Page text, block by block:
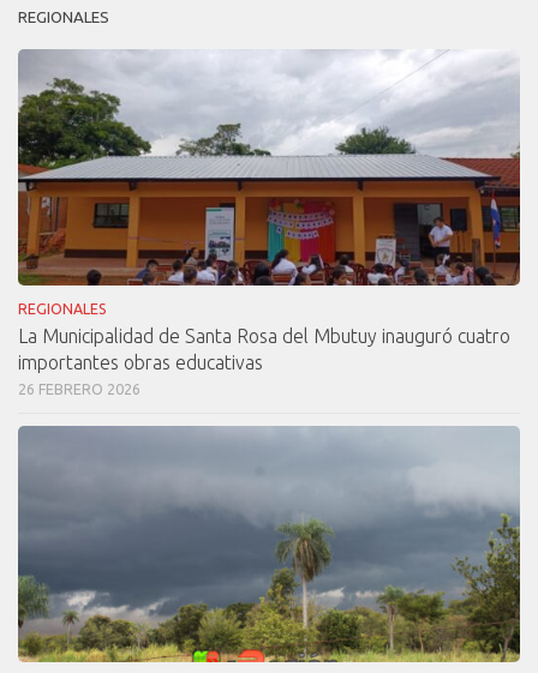
REGIONALES
REGIONALES
La Municipalidad de Santa Rosa del Mbutuy inauguró cuatro
importantes obras educativas
26 FEBRERO 2026